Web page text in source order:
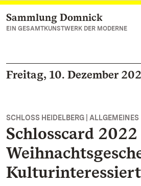
Zum Hauptinhalt springen
Sammlung Domnick
EIN GESAMTKUNSTWERK DER MODERNE
Freitag, 10. Dezember
SCHLOSS HEIDELBERG | ALLGEMEINES
Schlosscard